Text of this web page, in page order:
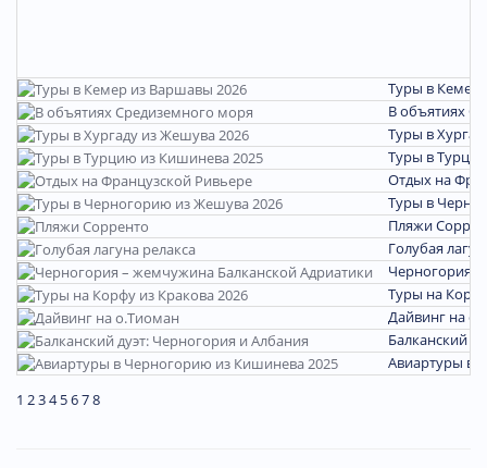
Туры в Кемер
В объятиях
Туры в
Туры в
Отдых на
Туры в
Пляжи
Голубая
Черногория
Туры на
Дайвинг на
Балканский
Авиартуры в
1 234 5678